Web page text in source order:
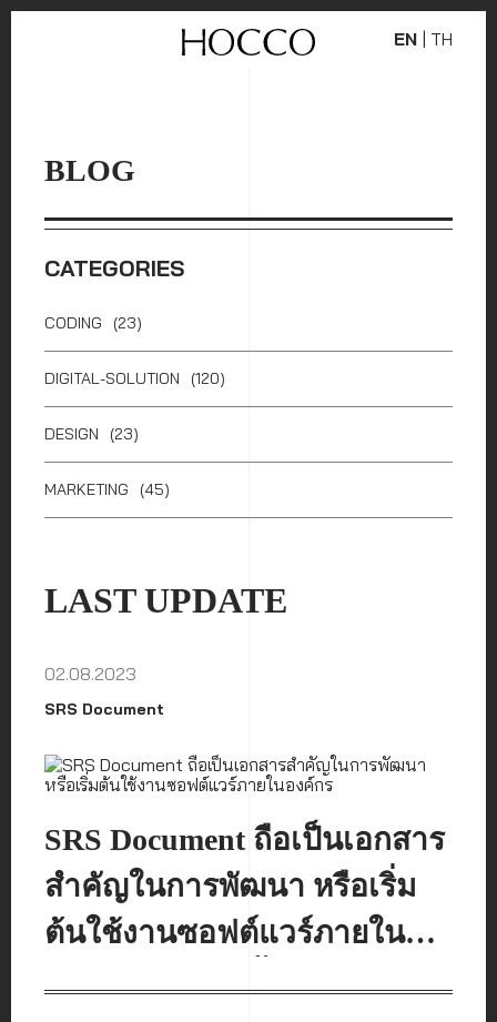
EN TH
BLOG
CATEGORIES
CODING (23)
DIGITAL-SOLUTION (120)
DESIGN (23)
MARKETING (45)
LAST UPDATE
02.08.2023
SRS Document
SRS Document ถือเป็นเอกสาร
สำคัญในการพัฒนา หรือเริ่ม
ต้นใช้งานซอฟต์แวร์ภายใน